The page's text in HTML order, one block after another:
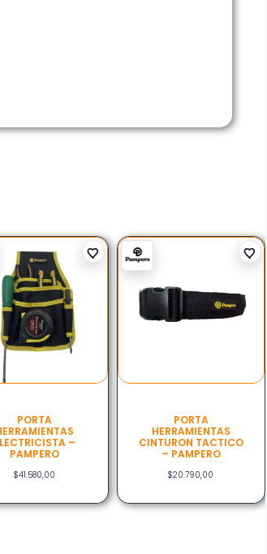
PORTA
–
PAMPERO
$41.580,00
PORTA
HERRAMIENTAS
CINTURON TACTICO
– PAMPERO
$20.790,00